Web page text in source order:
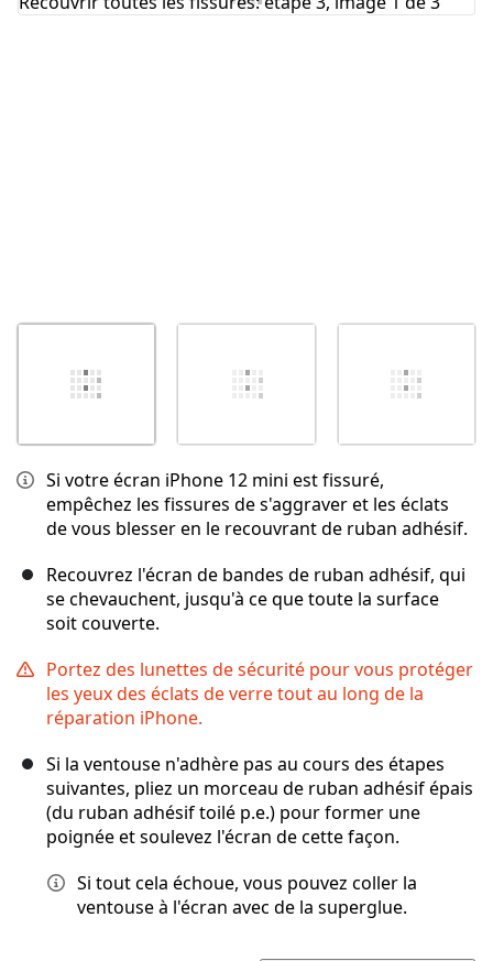
Si votre écran iPhone 12 mini est fissuré,
empêchez les fissures de s'aggraver et les éclats
de vous blesser en le recouvrant de ruban adhésif.
Recouvrez l'écran de bandes de ruban adhésif, qui
se chevauchent, jusqu'à ce que toute la surface
soit couverte.
Portez des lunettes de sécurité pour vous protéger
les yeux des éclats de verre tout au long de la
réparation iPhone.
Si la ventouse n'adhère pas au cours des étapes
suivantes, pliez un morceau de ruban adhésif épais
(du ruban adhésif toilé p.e.) pour former une
poignée et soulevez l'écran de cette façon.
Si tout cela échoue, vous pouvez coller la
ventouse à l'écran avec de la superglue.